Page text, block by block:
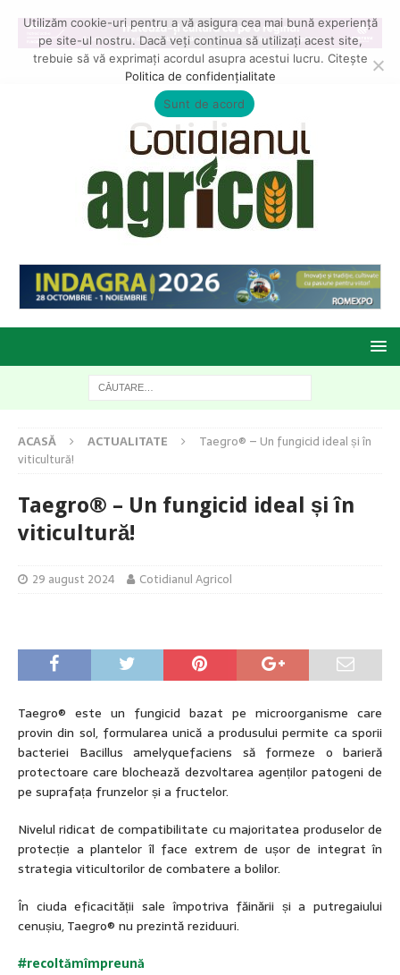
ACASĂ ACTUALITATE
Taegro® – Un fungicid ideal și în
viticultură!
Taegro® – Un fungicid ideal și în
viticultură!
29 august 2024 Cotidianul Agricol
Taegro® este un fungicid bazat pe microorganisme care
provin din sol, formularea unică a produsului permite ca sporii
bacteriei Bacillus amelyquefaciens să formeze o barieră
protectoare care blochează dezvoltarea agenților patogeni de
pe suprafața frunzelor și a fructelor.
Nivelul ridicat de compatibilitate cu majoritatea produselor de
protecție a plantelor îl face extrem de ușor de integrat în
strategia viticultorilor de combatere a bolilor.
În ciuda eficacității sale împotriva făinării și a putregaiului
cenușiu, Taegro® nu prezintă reziduuri.
#recoltămîmpreună
Utilizăm cookie-uri pentru a vă asigura cea mai bună experiență
pe site-ul nostru. Dacă veți continua să utilizați acest site,
trebuie să vă exprimați acordul asupra acestui lucru. Citește
Politica de confidențialitate
Sunt de acord